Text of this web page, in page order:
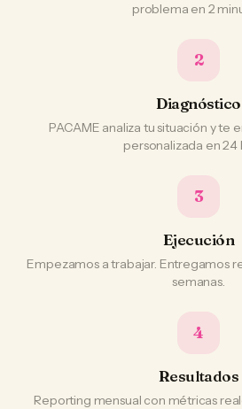
problema en 2
2
Diagnóstico
PACAME analiza tu situación y te
personalizada en 24
3
Ejecución
Empezamos a trabajar. Entregamos
semanas.
4
Resultados
Reporting mensual con métricas